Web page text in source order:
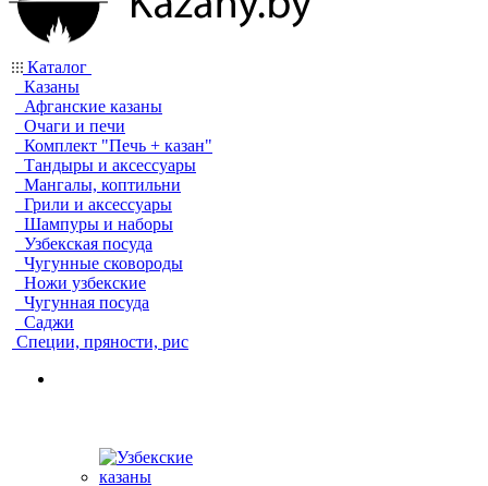
Каталог
Казаны
Афганские казаны
Очаги и печи
Комплект "Печь + казан"
Тандыры и аксессуары
Мангалы, коптильни
Грили и аксессуары
Шампуры и наборы
Узбекская посуда
Чугунные сковороды
Ножи узбекские
Чугунная посуда
Саджи
Специи, пряности, рис